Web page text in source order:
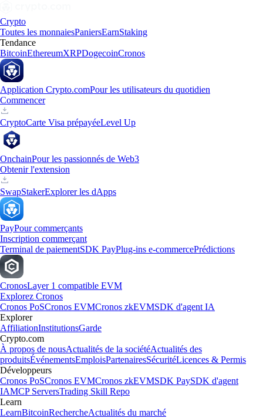
Crypto
Toutes les monnaiesPaniersEarnStaking
Tendance
BitcoinEthereumXRPDogecoinCronos
Application Crypto.comPour les utilisateurs du quotidien
Commencer
CryptoCarte Visa prépayéeLevel Up
OnchainPour les passionnés de Web3
Obtenir l'extension
SwapStakerExplorer les dApps
PayPour commerçants
Inscription commerçant
Terminal de paiementSDK PayPlug-ins e-commercePrédictions
CronosLayer 1 compatible EVM
Explorez Cronos
Cronos PoSCronos EVMCronos zkEVMSDK d'agent IA
Explorer
AffiliationInstitutionsGarde
Crypto.com
À propos de nousActualités de la sociétéActualités des
produitsÉvénementsEmploisPartenairesSécuritéLicences & Permis
Développeurs
Cronos PoSCronos EVMCronos zkEVMSDK PaySDK d'agent
IAMCP ServersTrading Skill Repo
Learn
LearnBitcoinRechercheActualités du marché